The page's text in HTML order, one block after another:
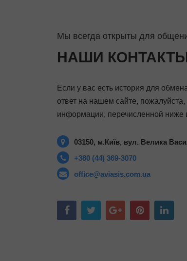
Мы всегда открыты для
НАШИ
Если у вас есть история для
ответ на нашем сайте,
информации, перечисленной ниже
03150, м.Київ, вул. Велика
+380 (44) 369-3070
office@aviasis.com.ua